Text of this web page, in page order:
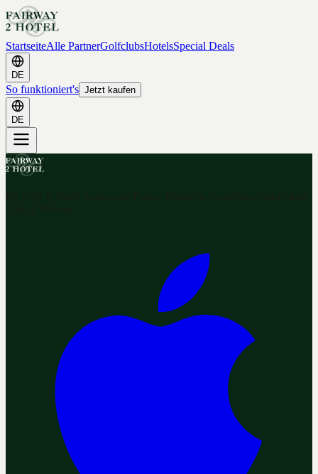
StartseiteAlle PartnerGolfclubsHotelsSpecial Deals
DE
So funktioniert's Jetzt kaufen
DE